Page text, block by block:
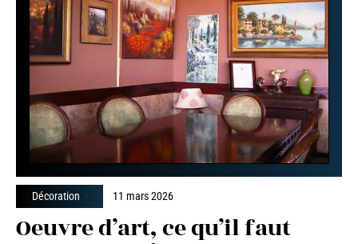
Décoration 11 mars 2026
Oeuvre d’art, ce qu’il faut